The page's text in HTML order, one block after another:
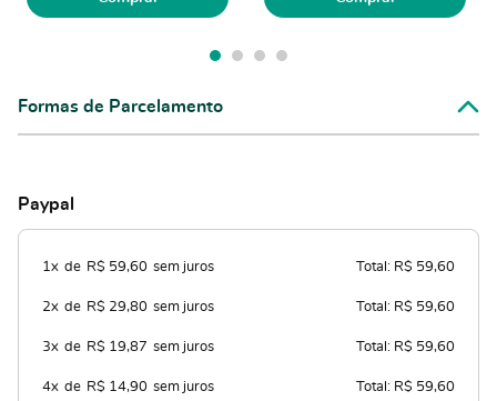
Formas de Parcelamento
Paypal
1x de R$ 59,60 sem juros Total: R$ 59,60
2x de R$ 29,80 sem juros Total: R$ 59,60
3x de R$ 19,87 sem juros Total: R$ 59,60
4x de R$ 14,90 sem juros Total: R$ 59,60